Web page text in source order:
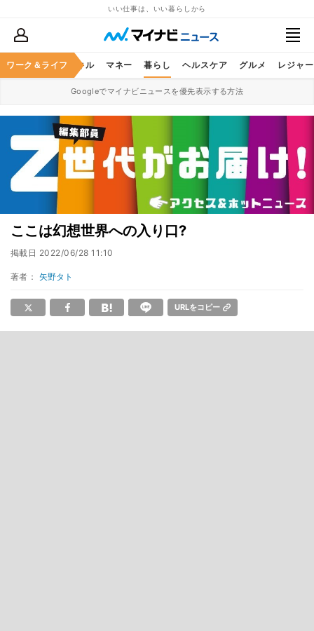
いい仕事は、いい暮らしから
ワーク＆ライフ
ア ビジネススキル マネー 暮らし ヘルスケア グルメ レジャー
Googleでマイナビニュースを優先表示する方法
ここは幻想世界への入り口?
掲載日 2022/06/28 11:10
著者： 矢野タト
URLをコピー